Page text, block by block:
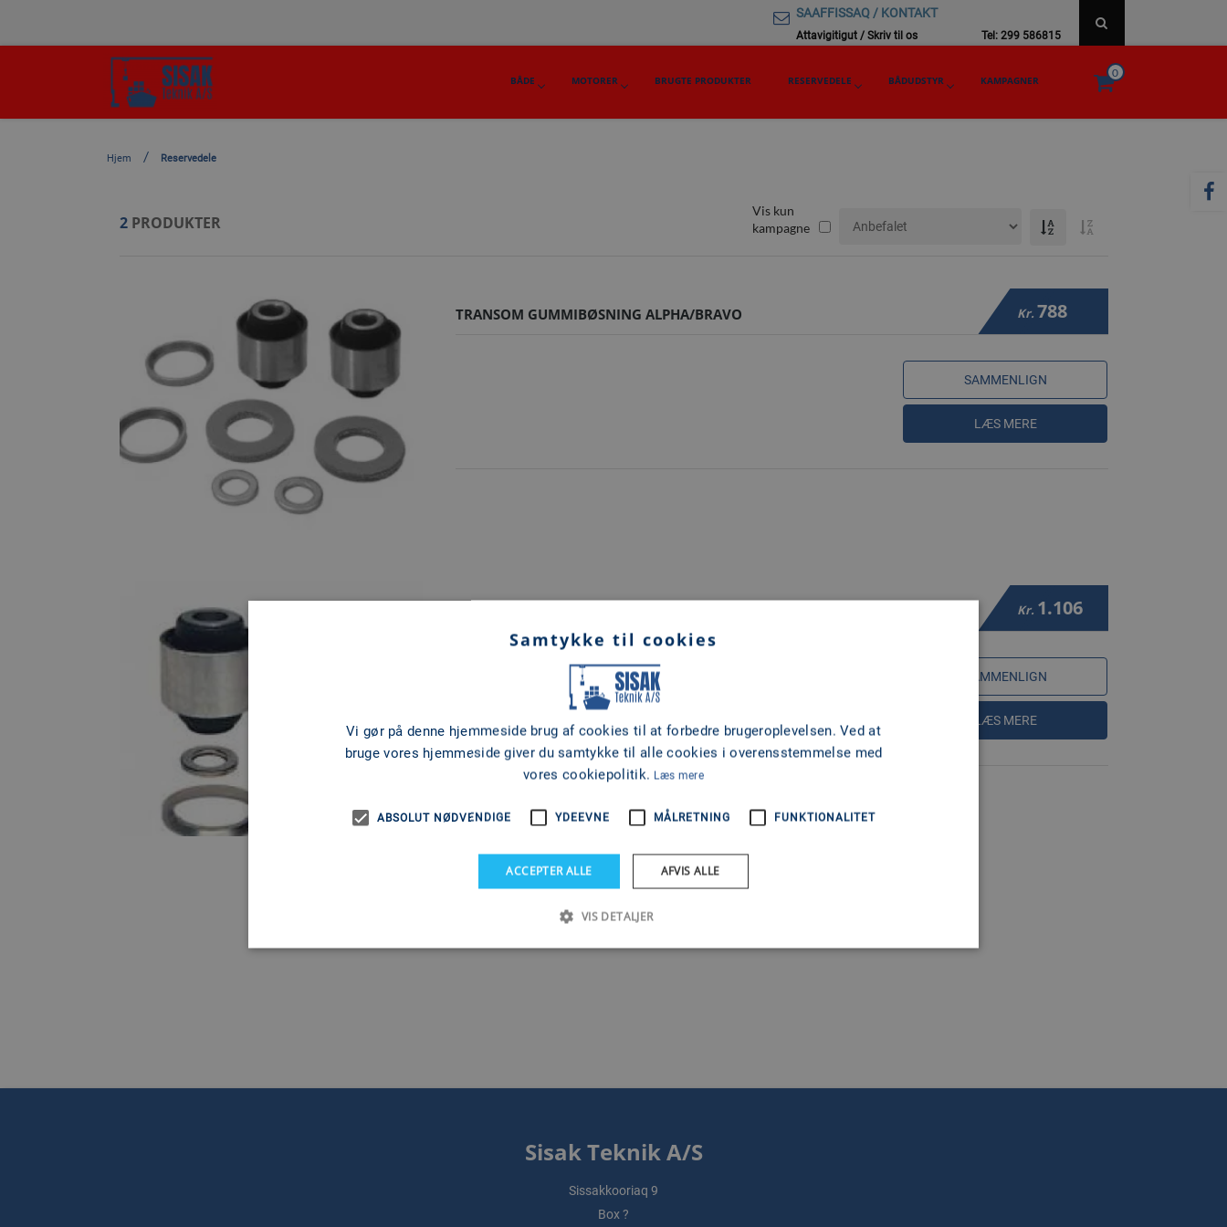
SAAFFISSAQ / KONTAKT
Attavigitigut / Skriv til os Tel: 299 586815
BÅDE MOTORER BRUGTE PRODUKTER RESERVEDELE BÅDUDSTYR KAMPAGNER
0
Hjem Reservedele
2PRODUKTER
Vis kun
kampagne
TRANSOM GUMMIBØSNING ALPHA/BRAVO Kr. 788
SAMMENLIGN
LÆS MERE
Kr. 1.106
SAMMENLIGN
LÆS MERE
1
Sisak Teknik A/S
Sissakkooriaq 9
Box ?
Samtykke til cookies
Vi gør på denne hjemmeside brug af cookies til at forbedre brugeroplevelsen. Ved at
bruge vores hjemmeside giver du samtykke til alle cookies i overensstemmelse med
vores cookiepolitik. Læs mere
ABSOLUT NØDVENDIGE YDEEVNE MÅLRETNING FUNKTIONALITET
ACCEPTER ALLE AFVIS ALLE
VIS DETALJER